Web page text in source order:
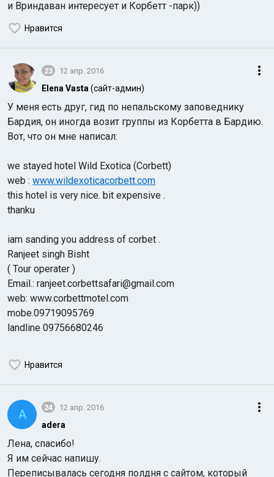
и Вриндаван интересует и Корбетт -парк))
Нравится
23 12 апр. 2016
Elena Vasta (сайт-админ)
У меня есть друг, гид по непальскому заповеднику
Бардия, он иногда возит группы из Корбетта в Бардию.
Вот, что он мне написал:
we stayed hotel Wild Exotica (Corbett)
web : www.wildexoticacorbett.com
this hotel is very nice. bit expensive .
thanku
iam sanding you address of corbet .
Ranjeet singh Bisht
( Tour operater )
Email.: ranjeet.corbettsafari@gmail.com
web: www.corbettmotel.com
mobe.09719095769
landline 09756680246
Нравится
A 24 12 апр. 2016
adera
Лена, спасибо!
Я им сейчас напишу.
Переписывалась сегодня полдня с сайтом, который